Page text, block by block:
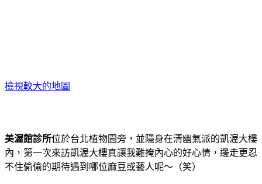
檢視較大的地圖
美渥館診所位於台北植物園旁，並隱身在清幽氣派的凱渥大樓
內，第一次來訪凱渥大樓真讓我難掩內心的好心情，邊走更忍
不住偷偷的期待遇到哪位麻豆或藝人呢～（笑）